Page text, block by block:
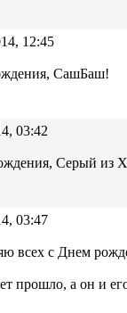
12:45
СашБаш!
03:42
Серый из
03:47
всех с Днем
прошло, а он и